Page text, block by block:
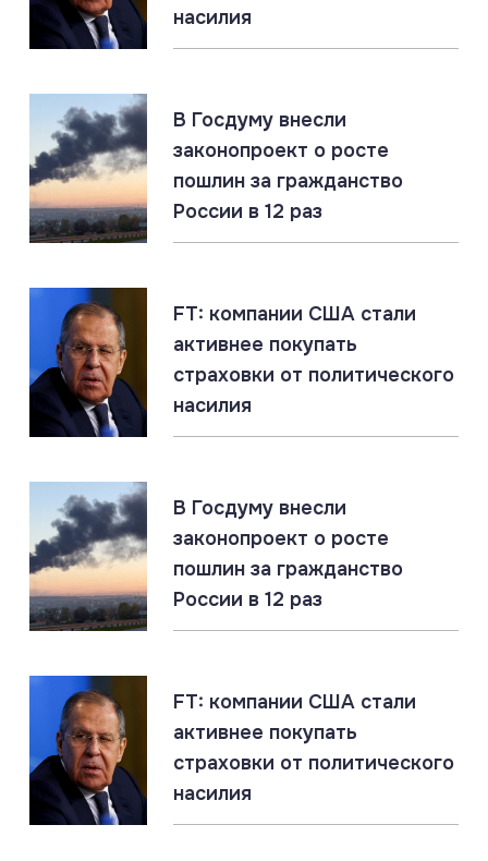
добровольцев не противоречит международному
праву
#Флот
Титановые подлодки «Сьерра» превосходят ВМС
США
07.08.2026
07.08.2026
Россия создаёт Силы беспилотных систем. Опыт
СВО учтён
07.08.2026
Запорожская область: главное за 7 августа
07.08.2026
ЕС бессильны
насилия
В Госдуму внесли
законопроект о росте
пошлин за гражданство
России в 12 раз
FT: компании США стали
активнее покупать
страховки от политического
насилия
В Госдуму внесли
законопроект о росте
пошлин за гражданство
России в 12 раз
FT: компании США стали
активнее покупать
страховки от политического
насилия